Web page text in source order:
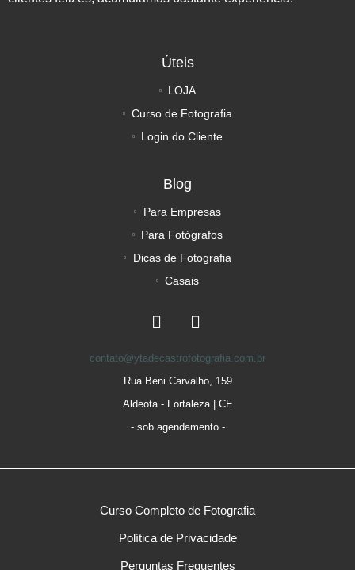
Úteis
LOJA
Curso de Fotografia
Login do Cliente
Blog
Para Empresas
Para Fotógrafos
Dicas de Fotografia
Casais
contato@ytadecastrofotografia.com.br
Rua Beni Carvalho, 159
Aldeota - Fortaleza | CE
- sob agendamento -
Curso Completo de Fotografia
Política de Privacidade
Perguntas Frequentes